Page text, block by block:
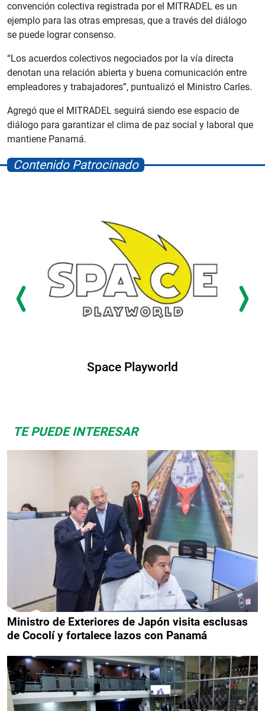
convención colectiva registrada por el MITRADEL es un
ejemplo para las otras empresas, que a través del diálogo
se puede lograr consenso.
“Los acuerdos colectivos negociados por la vía directa
denotan una relación abierta y buena comunicación entre
empleadores y trabajadores”, puntualizó el Ministro Carles.
Agregó que el MITRADEL seguirá siendo ese espacio de
diálogo para garantizar el clima de paz social y laboral que
mantiene Panamá.
Contenido Patrocinado
Space Playworld
TE PUEDE INTERESAR
Ministro de Exteriores de Japón visita esclusas
de Cocolí y fortalece lazos con Panamá